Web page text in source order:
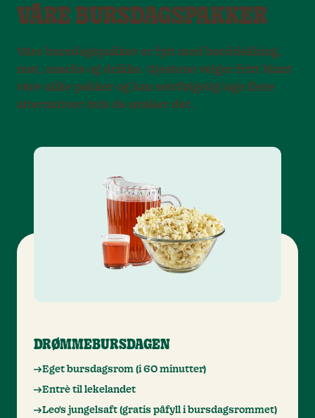
VÅRE BURSDAGSPAKKER
Våre bursdagspakker er fylt med borddekking,
mat, snacks og drikke. Gjestene velger fritt blant
våre ulike pakker og kan selvfølgelig lage flere
alternativer hvis de ønsker det.
DRØMMEBURSDAGEN
Eget bursdagsrom (i 60 minutter)
Entrè til lekelandet
Leo's jungelsaft (gratis påfyll i bursdagsrommet)